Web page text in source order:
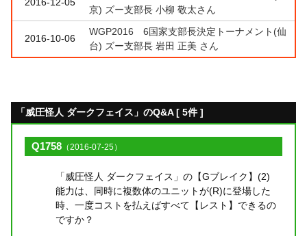
京) ズー支部長 小柳 敬太さん
2016-10-06
WGP2016 6国家支部長決定トーナメント(仙
台) ズー支部長 岩田 正美 さん
「威圧怪人 ダークフェイス」のQ&A [ 5件 ]
Q1758 （2016-07-25）
「威圧怪人 ダークフェイス」の【Gブレイク】(2)
能力は、同時に複数体のユニットが(R)に登場した
時、一度コストを払えばすべて【レスト】できるの
ですか？